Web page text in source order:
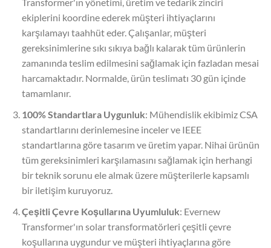
Transformer'ın yönetimi, üretim ve tedarik zinciri
ekiplerini koordine ederek müşteri ihtiyaçlarını
karşılamayı taahhüt eder. Çalışanlar, müşteri
gereksinimlerine sıkı sıkıya bağlı kalarak tüm ürünlerin
zamanında teslim edilmesini sağlamak için fazladan mesai
harcamaktadır. Normalde, ürün teslimatı 30 gün içinde
tamamlanır.
100% Standartlara Uygunluk: Mühendislik ekibimiz CSA
standartlarını derinlemesine inceler ve IEEE
standartlarına göre tasarım ve üretim yapar. Nihai ürünün
tüm gereksinimleri karşılamasını sağlamak için herhangi
bir teknik sorunu ele almak üzere müşterilerle kapsamlı
bir iletişim kuruyoruz.
Çeşitli Çevre Koşullarına Uyumluluk: Evernew
Transformer'ın solar transformatörleri çeşitli çevre
koşullarına uygundur ve müşteri ihtiyaçlarına göre